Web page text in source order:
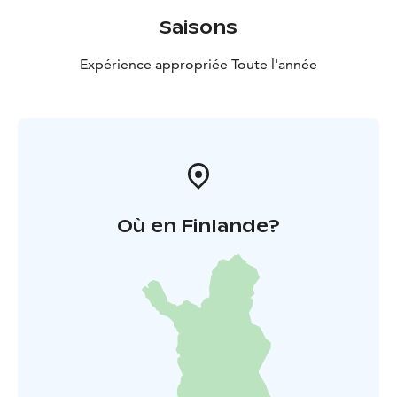
Saisons
Expérience appropriée Toute l'année
Où en Finlande?